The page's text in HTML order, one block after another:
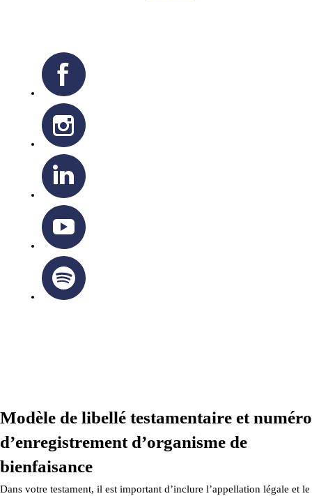
Modèle de libellé testamentaire et numéro
d’enregistrement d’organisme de
bienfaisance
Dans votre testament, il est important d’inclure l’appellation légale et le